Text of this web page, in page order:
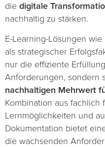
die digitale
nachhaltig zu stärken.
E-Learning-Lösungen
als strategischer
nur die effiziente
Anforderungen, sondern
nachhaltigen Mehrwert
Kombination aus
Lernmöglichkeiten und
Dokumentation bietet
die wachsenden